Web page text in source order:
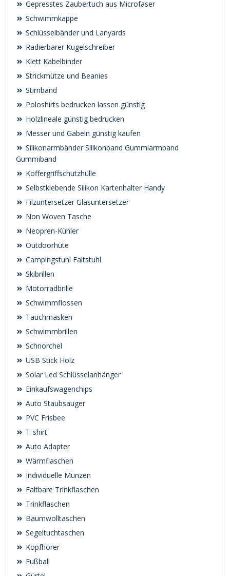
Gepresstes Zaubertuch aus Microfaser
Schwimmkappe
Schlüsselbänder und Lanyards
Radierbarer Kugelschreiber
Klett Kabelbinder
Strickmütze und Beanies
Stirnband
Poloshirts bedrucken lassen günstig
Holzlineale günstig bedrucken
Messer und Gabeln günstig kaufen
Silikonarmbänder Silikonband Gummiarmband
Gummiband
Koffergriffschutzhülle
Selbstklebende Silikon Kartenhalter Handy
Filzuntersetzer Glasuntersetzer
Non Woven Tasche
Neopren-Kühler
Outdoorhüte
Campingstuhl Faltstuhl
Skibrillen
Motorradbrille
Schwimmflossen
Tauchmasken
Schwimmbrillen
Schnorchel
USB Stick Holz
Solar Led Schlüsselanhänger
Einkaufswagenchips
Auto Staubsauger
PVC Frisbee
T-shirt
Auto Adapter
Wärmflaschen
Individuelle Münzen
Faltbare Trinkflaschen
Trinkflaschen
Baumwolltaschen
Segeltuchtaschen
Kopfhörer
Fußball